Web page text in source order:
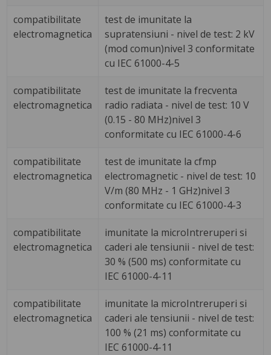
compatibilitate
electromagnetica
test de imunitate la
supratensiuni - nivel de test: 2 kV
(mod comun)nivel 3 conformitate
cu IEC 61000-4-5
compatibilitate
electromagnetica
test de imunitate la frecventa
radio radiata - nivel de test: 10 V
(0.15 - 80 MHz)nivel 3
conformitate cu IEC 61000-4-6
compatibilitate
electromagnetica
test de imunitate la cfmp
electromagnetic - nivel de test: 10
V/m (80 MHz - 1 GHz)nivel 3
conformitate cu IEC 61000-4-3
compatibilitate
electromagnetica
imunitate la microIntreruperi si
caderi ale tensiunii - nivel de test:
30 % (500 ms) conformitate cu
IEC 61000-4-11
compatibilitate
electromagnetica
imunitate la microIntreruperi si
caderi ale tensiunii - nivel de test:
100 % (21 ms) conformitate cu
IEC 61000-4-11